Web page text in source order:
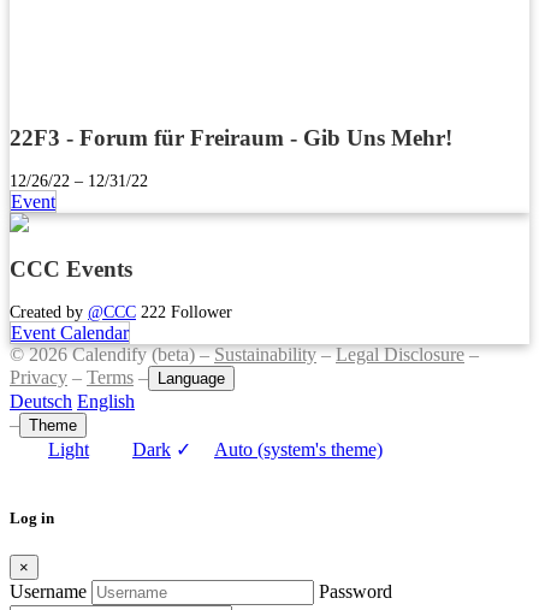
22F3 - Forum für Freiraum - Gib Uns Mehr!
12/26/22 – 12/31/22
Event
CCC Events
Created by @CCC 222 Follower
Event Calendar
© 2026 Calendify (beta) –Sustainability–Legal Disclosure–
Privacy – Terms – Language
Deutsch English
– Theme
Light Dark ✓ Auto (system's theme)
Log in
×
Username Password